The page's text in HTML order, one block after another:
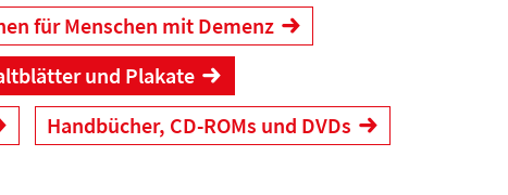
für Menschen mit Demenz
und Plakate
Handbücher, CD-ROMs und DVDs